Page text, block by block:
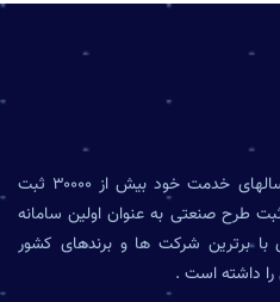
آنلاین ثبت مفتخر است در رزومه سالهای خدمت خود بیش از ۳۰۰۰۰ ثبت
اختراع و ثبت طرح صنعتی به عنوان اولین سامانه
برترین شرکت ها و برندهای کشور
را داشته است .